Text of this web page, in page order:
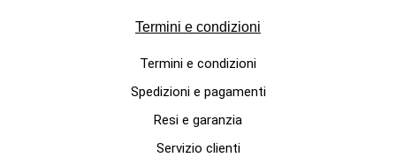
Termini e condizioni
Termini e condizioni
Spedizioni e pagamenti
Resi e garanzia
Servizio clienti